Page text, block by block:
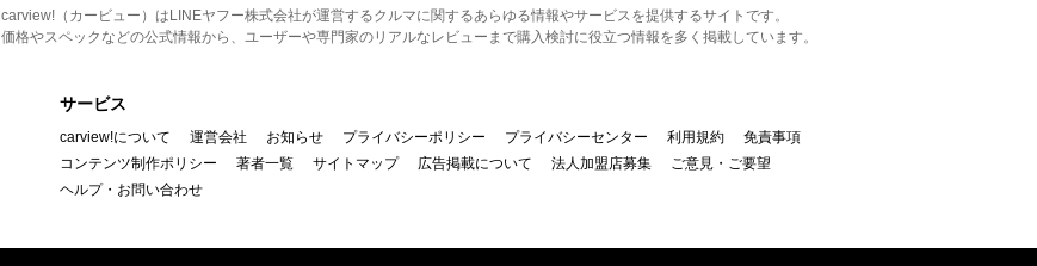
carview!（カービュー）はLINEヤフー株式会社が運営するクルマに関するあらゆる情報やサービスを提供するサイトです。
価格やスペックなどの公式情報から、ユーザーや専門家のリアルなレビューまで購入検討に役立つ情報を多く掲載しています。
サービス
carview!について 運営会社 お知らせ プライバシーポリシー プライバシーセンター 利用規約
免責事項
コンテンツ制作ポリシー
著者一覧 サイトマップ 広告掲載について 法人加盟店募集
ご意見・ご要望
ヘルプ・お問い合わせ